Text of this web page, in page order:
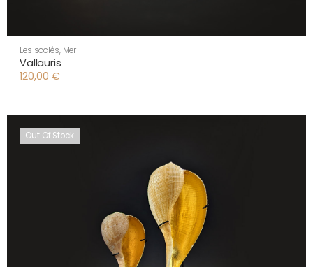
Les soclés, Mer
Vallauris
120,00 €
Out Of Stock